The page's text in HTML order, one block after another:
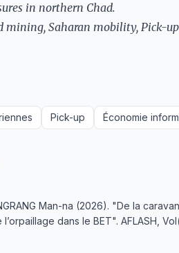
in northern Chad.
Saharan mobility, Pick-
Pick-up Économie
Man-na (2026). "De la
dans le BET". AFLASH,